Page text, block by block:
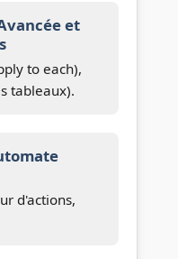
et
to each),
tableaux).
d'actions,